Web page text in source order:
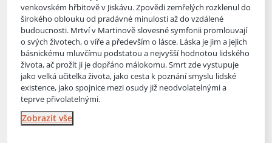
venkovském hřbitově v Jiskávu. Zpovědi zemřelých rozklenul do
širokého oblouku od pradávné minulosti až do vzdálené
budoucnosti. Mrtví v Martinově slovesné symfonii promlouvají
o svých životech, o víře a především o lásce. Láska je jim a jejich
básnickému mluvčímu podstatou a nejvyšší hodnotou lidského
života, ač prožít ji je dopřáno málokomu. Smrt zde vystupuje
jako velká učitelka života, jako cesta k poznání smyslu lidské
existence, jako spojnice mezi osudy již neodvolatelnými a
teprve přivolatelnými.
Zobrazit vše